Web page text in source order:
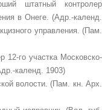
штатный контролер
в Онеге. (Адр.-календ.
управления. (Пам.
го участка Московско-
календ. 1903)
волости. (Пам. кн. Арх.